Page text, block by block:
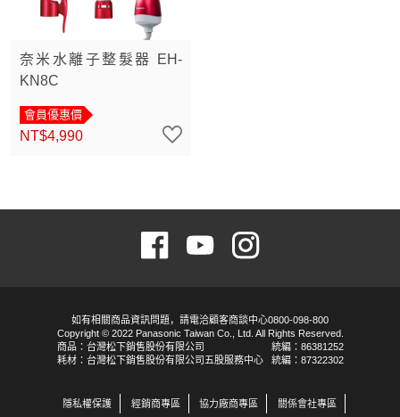
奈米水離子整髮器 EH-
KN8C
會員優惠價
NT$4,990
如有相關商品資訊問題，請電洽顧客商談中心0800-098-800
Copyright © 2022 Panasonic Taiwan Co., Ltd. All Rights Reserved.
商品：台灣松下銷售股份有限公司
耗材：台灣松下銷售股份有限公司五股服務中心
統編：86381252
統編：87322302
隱私權保護 經銷商專區 協力廠商專區 關係會社專區